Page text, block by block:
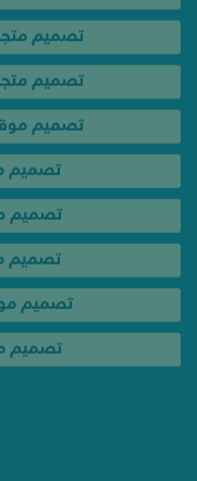
تصميم
تصميم
تصميم
تصميم
تصميم